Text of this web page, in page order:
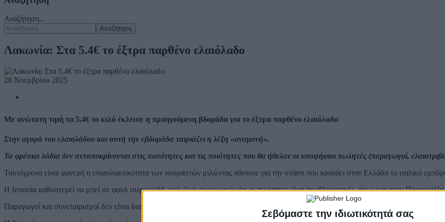
Σεβόμαστε την ιδιωτικότητά σας
Αναζήτηση...
Αναζήτηση
Λακωνία: Στα 5.4€ το έξτρα παρθένο ελαιόλαδο
28 Νοεμβρίου 2025
Με ανώτατη τιμή τα 5.4€ το κιλό έκλεισε η προηγούμενη βδομάδα για το έξτρα παρθένο ελαιόλαδο
Στην αγορά του ελαιολάδου και αυτή την εβδομάδα ταιριάζει η λέξη «αναμονή».
Τα φρέσκα λάδια δεν ανταποκρίνονται στις ποσότητες και τις ποιότητες που θα ήθελαν οι υποψήφιοι πωλητές (παραγωγοί,
Ταυτόχρονα είναι φανερή η επιφυλακτικότητα των αγοραστών μιλώντας πάντοτε για την στάση που κρατάει στην Ελλάδα το ιταλικό
Η Ισπανία καθυστερεί να μπεί σε φουλ συγκομιδή, ενώ όλοι συμφωνούν ότι οι ποιότητες είναι προβληματικές, όπως και στην Πορτογαλία.
Παραγωγοί και συνεταιρισμοί δεν είναι διατεθειμένοι να υποχωρήσουν κάτω από τα σημερινά επίπεδα τιμών.